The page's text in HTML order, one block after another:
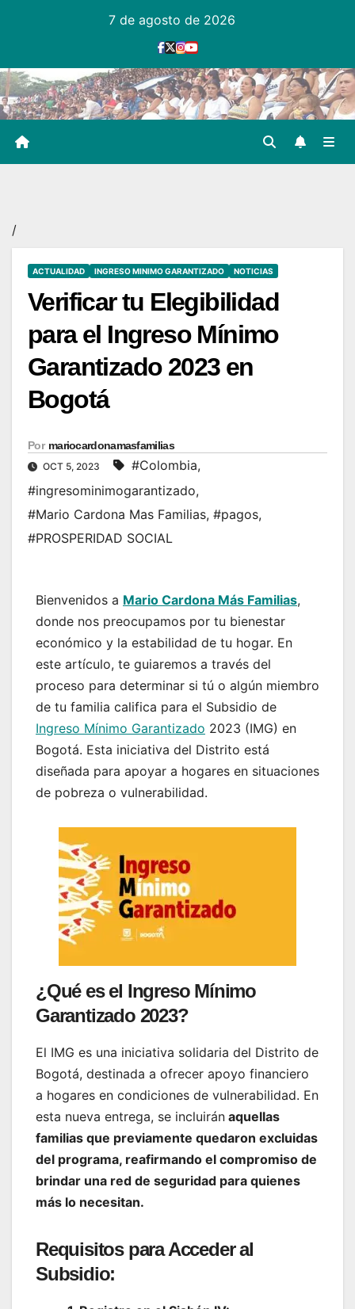
7 de agosto de 2026
/
ACTUALIDAD INGRESO MINIMO GARANTIZADO NOTICIAS
Verificar tu Elegibilidad
para el Ingreso Mínimo
Garantizado 2023 en
Bogotá
Por mariocardonamasfamilias
OCT 5, 2023 #Colombia,
#ingresominimogarantizado,
#Mario Cardona Mas Familias, #pagos,
#PROSPERIDAD SOCIAL
Bienvenidos a Mario Cardona Más Familias,
donde nos preocupamos por tu bienestar
económico y la estabilidad de tu hogar. En
este artículo, te guiaremos a través del
proceso para determinar si tú o algún miembro
de tu familia califica para el Subsidio de
Ingreso Mínimo Garantizado 2023 (IMG) en
Bogotá. Esta iniciativa del Distrito está
diseñada para apoyar a hogares en situaciones
de pobreza o vulnerabilidad.
¿Qué es el Ingreso Mínimo
Garantizado 2023?
El IMG es una iniciativa solidaria del Distrito de
Bogotá, destinada a ofrecer apoyo financiero
a hogares en condiciones de vulnerabilidad. En
esta nueva entrega, se incluirán aquellas
familias que previamente quedaron excluidas
del programa, reafirmando el compromiso de
brindar una red de seguridad para quienes
más lo necesitan.
Requisitos para Acceder al
Subsidio: